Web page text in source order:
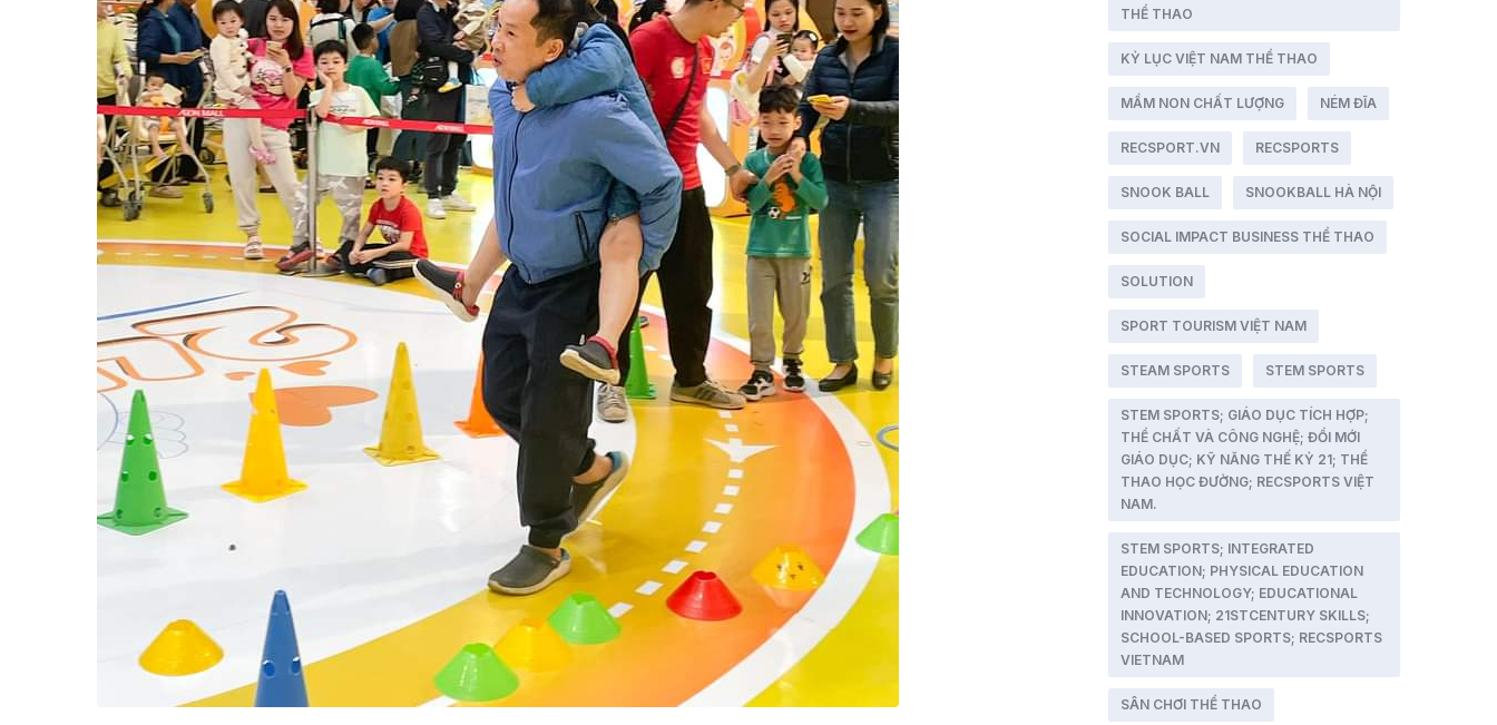
THỂ THAO
KỶ LỤC VIỆT NAM THỂ THAO
MẦM NON CHẤT LƯỢNG NÉM ĐĨA
RECSPORT.VN RECSPORTS
SNOOK BALL SNOOKBALL HÀ NỘI
SOCIAL IMPACT BUSINESS THỂ THAO
SOLUTION
SPORT TOURISM VIỆT NAM
STEAM SPORTS STEM SPORTS
STEM SPORTS; GIÁO DỤC TÍCH HỢP;
THỂ CHẤT VÀ CÔNG NGHỆ; ĐỔI MỚI
GIÁO DỤC; KỸ NĂNG THẾ KỶ 21; THỂ
THAO HỌC ĐƯỜNG; RECSPORTS VIỆT
NAM.
STEM SPORTS; INTEGRATED
EDUCATION; PHYSICAL EDUCATION
AND TECHNOLOGY; EDUCATIONAL
INNOVATION; 21STCENTURY SKILLS;
SCHOOL-BASED SPORTS; RECSPORTS
VIETNAM
SÂN CHƠI THỂ THAO